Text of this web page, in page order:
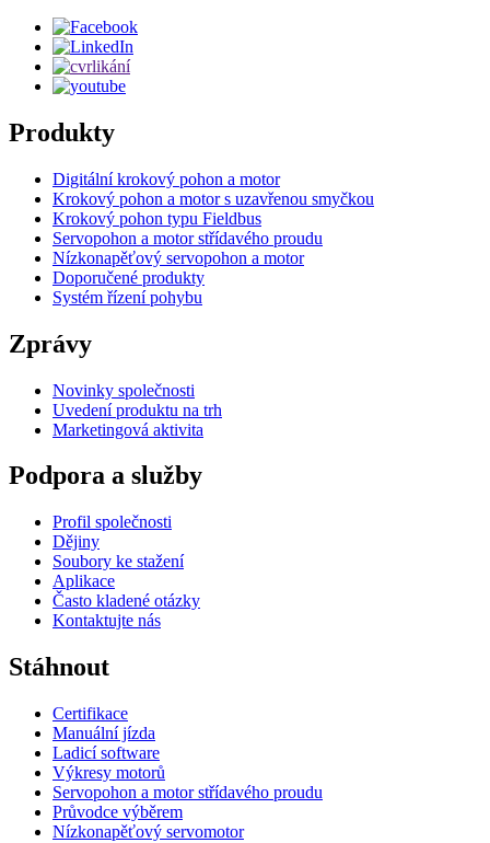
Produkty
Digitální krokový pohon a motor
Krokový pohon a motor s uzavřenou smyčkou
Krokový pohon typu Fieldbus
Servopohon a motor střídavého proudu
Nízkonapěťový servopohon a motor
Doporučené produkty
Systém řízení pohybu
Zprávy
Novinky společnosti
Uvedení produktu na trh
Marketingová aktivita
Podpora a služby
Profil společnosti
Dějiny
Soubory ke stažení
Aplikace
Často kladené otázky
Kontaktujte nás
Stáhnout
Certifikace
Manuální jízda
Ladicí software
Výkresy motorů
Servopohon a motor střídavého proudu
Průvodce výběrem
Nízkonapěťový servomotor